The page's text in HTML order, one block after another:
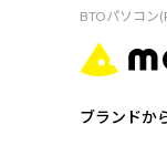
BTOパソコン
ブランドか